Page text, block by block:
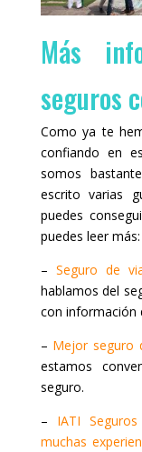
Más
seguros
Como ya te
confiando en
somos
escrito varias
puedes
puedes leer más:
– Seguro de
hablamos del
con información
– Mejor seguro
estamos
seguro.
– IATI
muchas